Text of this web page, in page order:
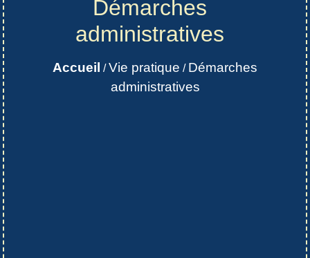
Démarches
administratives
Accueil /Vie pratique / Démarches
administratives